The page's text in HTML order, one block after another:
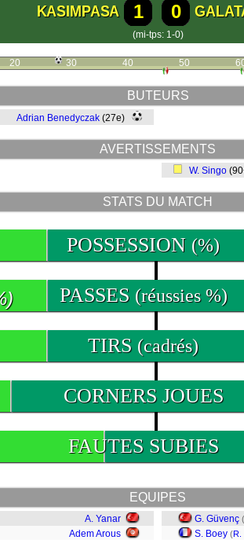
KASIMPASA 1 0
(mi-tps: 1-0)
20 30 40 50
BUTEURS
Adrian Benedyczak (27e)
AVERTISSEMENTS
W. Singo
STATS DU MATCH
POSSESSION (%)
PASSES (réussies %)
TIRS (cadrés)
CORNERS JOUES
FAUTES SUBIES
EQUIPES
A. Yanar
Adem Arous
G. Güvenç (
S. Boey (R.